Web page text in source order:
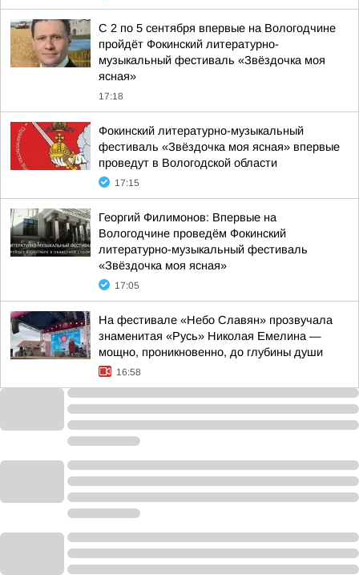
С 2 по 5 сентября впервые на Вологодчине
пройдёт Фокинский литературно-
музыкальный фестиваль «Звёздочка моя
ясная»
17:18
Фокинский литературно-музыкальный
фестиваль «Звёздочка моя ясная» впервые
проведут в Вологодской области
17:15
Георгий Филимонов: Впервые на
Вологодчине проведём Фокинский
литературно-музыкальный фестиваль
«Звёздочка моя ясная»
17:05
На фестивале «Небо Славян» прозвучала
знаменитая «Русь» Николая Емелина —
мощно, проникновенно, до глубины души
16:58